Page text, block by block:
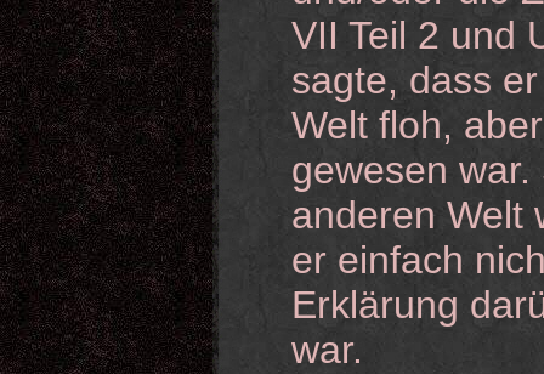
VII Teil 2 und
sagte, dass
Welt floh,
gewesen
anderen Welt
er einfach
Erklärung
war.